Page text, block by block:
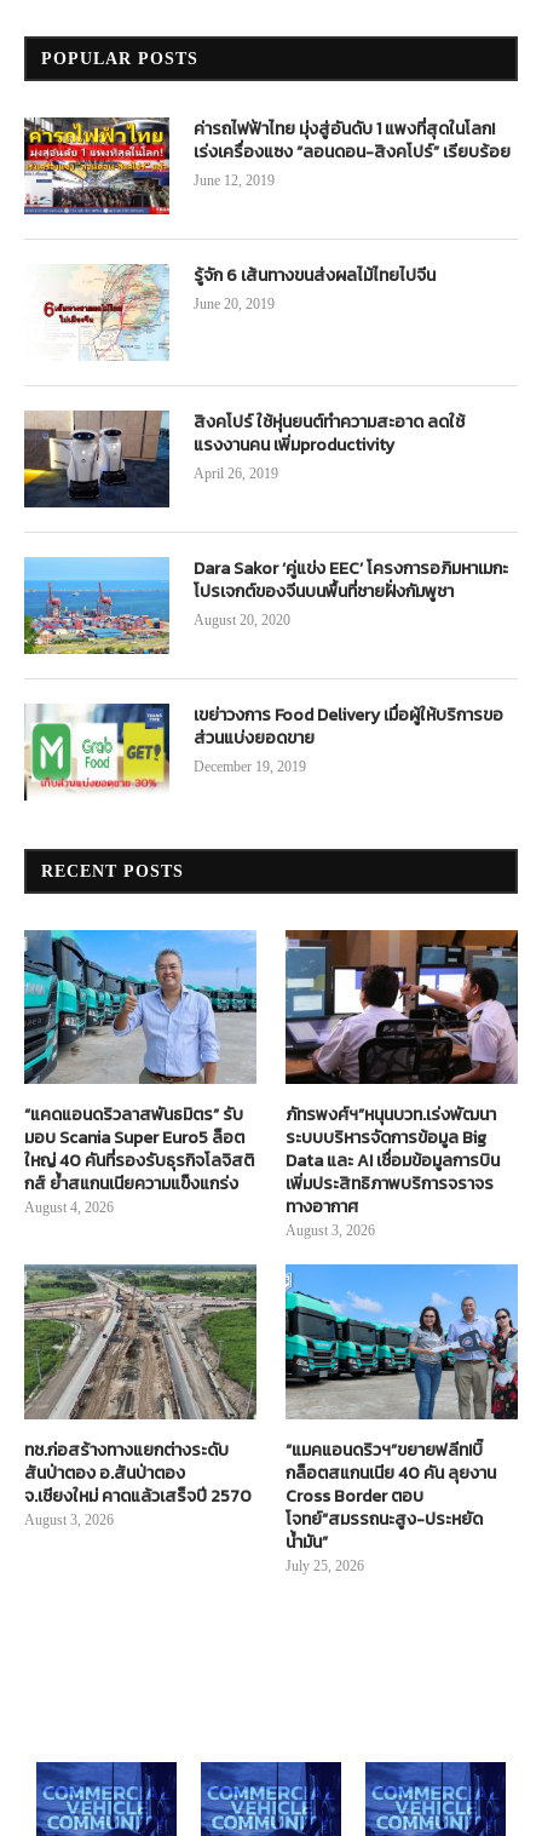
POPULAR POSTS
ค่ารถไฟฟ้าไทย มุ่งสู่อันดับ 1 แพงที่สุดในโลก!
เร่งเครื่องแซง “ลอนดอน-สิงคโปร์” เรียบร้อย
June 12, 2019
รู้จัก 6 เส้นทางขนส่งผลไม้ไทยไปจีน
June 20, 2019
สิงคโปร์ ใช้หุ่นยนต์ทำความสะอาด ลดใช้
แรงงานคน เพิ่มproductivity
April 26, 2019
Dara Sakor ‘คู่แข่ง EEC’ โครงการอภิมหาเมกะ
โปรเจกต์ของจีนบนพื้นที่ชายฝั่งกัมพูชา
August 20, 2020
เขย่าวงการ Food Delivery เมื่อผู้ให้บริการขอ
ส่วนแบ่งยอดขาย
December 19, 2019
RECENT POSTS
“แคดแอนดริวลาสพันธมิตร” รับ
มอบ Scania Super Euro5 ล็อต
ใหญ่ 40 คันที่รองรับธุรกิจโลจิสติ
กส์ ย้ำสแกนเนียความแข็งแกร่ง
August 4, 2026
ภัทรพงศ์ฯ”หนุนบวท.เร่งพัฒนา
ระบบบริหารจัดการข้อมูล Big
Data และ AI เชื่อมข้อมูลการบิน
เพิ่มประสิทธิภาพบริการจราจร
ทางอากาศ
August 3, 2026
ทช.ก่อสร้างทางแยกต่างระดับ
สันป่าตอง อ.สันป่าตอง
จ.เชียงใหม่ คาดแล้วเสร็จปี 2570
August 3, 2026
“แมคแอนดริวฯ”ขยายฟลีท!บิ๊
กล็อตสแกนเนีย 40 คัน ลุยงาน
Cross Border ตอบ
โจทย์“สมรรถนะสูง-ประหยัด
น้ำมัน”
July 25, 2026